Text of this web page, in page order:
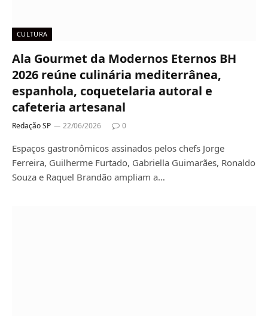
CULTURA
Ala Gourmet da Modernos Eternos BH
2026 reúne culinária mediterrânea,
espanhola, coquetelaria autoral e
cafeteria artesanal
Redação SP 22/06/2026 0
Espaços gastronômicos assinados pelos chefs Jorge
Ferreira, Guilherme Furtado, Gabriella Guimarães, Ronaldo
Souza e Raquel Brandão ampliam a…